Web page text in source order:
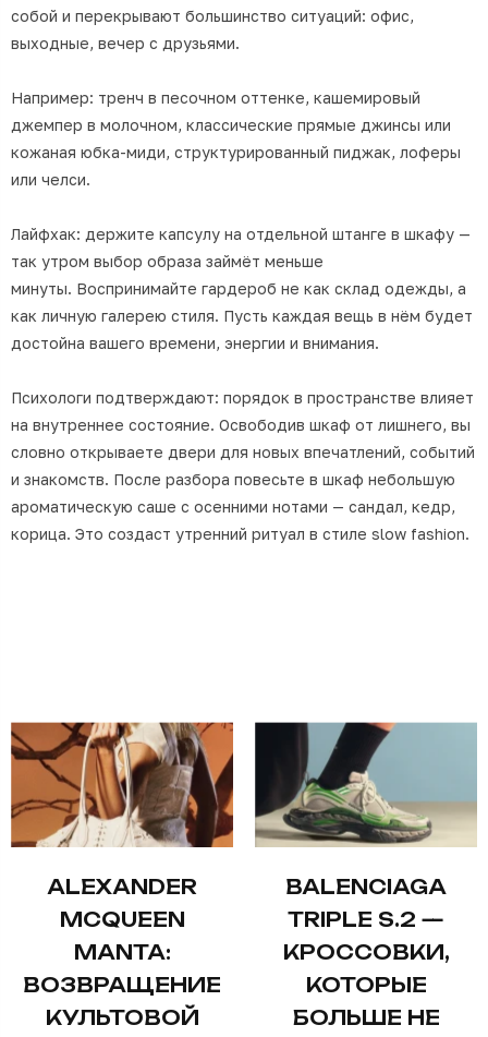
собой и перекрывают большинство ситуаций: офис,
выходные, вечер с друзьями.
Например: тренч в песочном оттенке, кашемировый
джемпер в молочном, классические прямые джинсы или
кожаная юбка-миди, структурированный пиджак, лоферы
или челси.
Лайфхак: держите капсулу на отдельной штанге в шкафу —
так утром выбор образа займёт меньше
минуты. Воспринимайте гардероб не как склад одежды, а
как личную галерею стиля. Пусть каждая вещь в нём будет
достойна вашего времени, энергии и внимания.
Психологи подтверждают: порядок в пространстве влияет
на внутреннее состояние. Освободив шкаф от лишнего, вы
словно открываете двери для новых впечатлений, событий
и знакомств. После разбора повесьте в шкаф небольшую
ароматическую саше с осенними нотами — сандал, кедр,
корица. Это создаст утренний ритуал в стиле slow fashion.
ALEXANDER
MCQUEEN
MANTA:
ВОЗВРАЩЕНИЕ
КУЛЬТОВОЙ
BALENCIAGA
TRIPLE S.2 —
КРОССОВКИ,
КОТОРЫЕ
БОЛЬШЕ НЕ